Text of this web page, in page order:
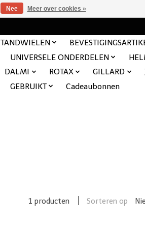
TANDWIELEN
UNIVERSELE ONDERDELEN
DALMI ROTAX GILLARD
GEBRUIKT Cadeaubonnen
1 producten Sorteren op
Nee Meer over cookies »